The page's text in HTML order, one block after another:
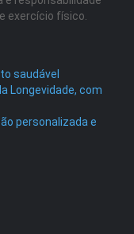
exercício físico.
saudável
Longevidade, com
personalizada e